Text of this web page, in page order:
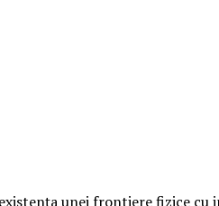
unei frontiere fizice